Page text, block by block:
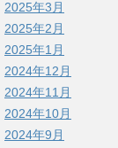
2025年3月
2025年2月
2025年1月
2024年12月
2024年11月
2024年10月
2024年9月